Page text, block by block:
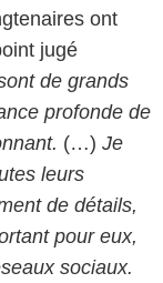
ont
jugé
de grands
profonde de
(…) Je
leurs
de détails,
pour eux,
sociaux.